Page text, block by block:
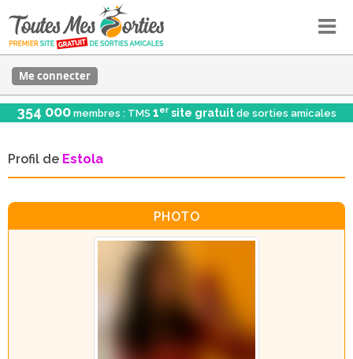
Me connecter
354 000 membres : TMS 1er site gratuit de sorties amicales
Profil de Estola
PHOTO